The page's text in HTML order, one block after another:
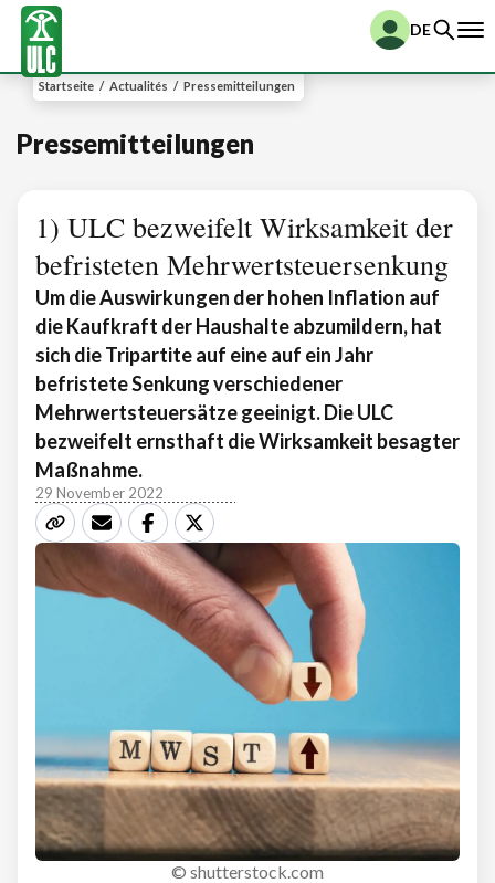
DE
Startseite / Actualités / Pressemitteilungen
Pressemitteilungen
1) ULC bezweifelt Wirksamkeit der
befristeten Mehrwertsteuersenkung
Um die Auswirkungen der hohen Inflation auf
die Kaufkraft der Haushalte abzumildern, hat
sich die Tripartite auf eine auf ein Jahr
befristete Senkung verschiedener
Mehrwertsteuersätze geeinigt. Die ULC
bezweifelt ernsthaft die Wirksamkeit besagter
Maßnahme.
29 November 2022
© shutterstock.com